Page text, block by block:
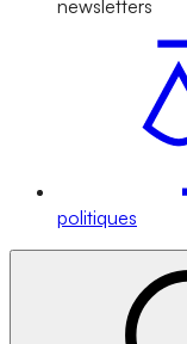
newsletters
politiques